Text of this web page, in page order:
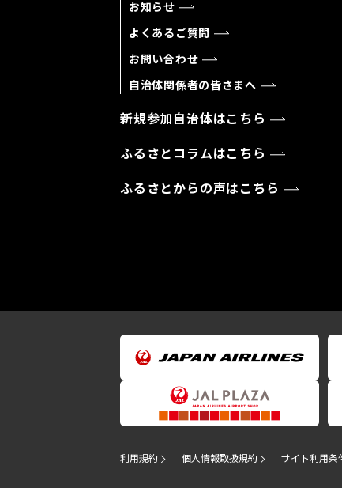
お知らせ
よくあるご質問
お問い合わせ
自治体関係者の皆さまへ
新規参加自治体はこちら
ふるさとコラムはこちら
ふるさとからの声はこちら
利用規約 個人情報取扱規約 サイト利用条